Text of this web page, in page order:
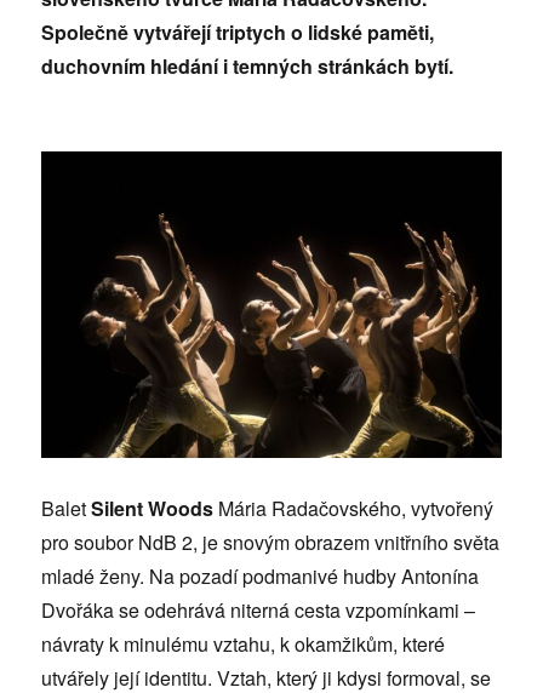
Společně vytvářejí triptych o lidské paměti,
duchovním hledání i temných stránkách bytí.
BaletSilent Woods Mária Radačovského, vytvořený
pro soubor NdB 2, je snovým obrazem vnitřního světa
mladé ženy. Na pozadí podmanivé hudby Antonína
Dvořáka se odehrává niterná cesta vzpomínkami –
návraty k minulému vztahu, k okamžikům, které
utvářely její identitu. Vztah, který ji kdysi formoval, se